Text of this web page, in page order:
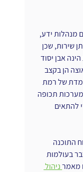
מנהלות ידע,
שירות, שכן
אבן יסוד
הן בקצב
של רמת
תכופה
להתאים
התוכנה
בעולמות
מאמר ניהול